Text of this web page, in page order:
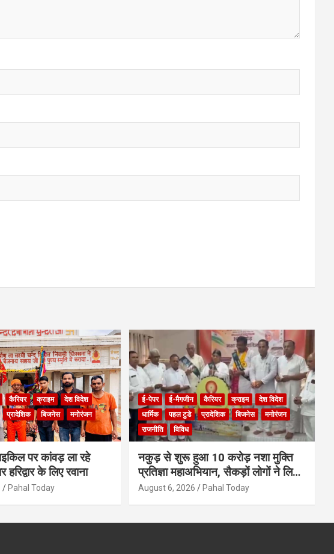
कैरियर क्राइम
देश विदेश
प्रादेशिक बिजनेस
मनोरंजन
पर कांवड़ ला रहे
के लिए रवाना
Pahal Today
ई-पेपर ई-मैगजीन कैरियर क्राइम
देश विदेश
धार्मिक
पहल टुडे प्रादेशिक बिजनेस
मनोरंजन
राजनीति
विविध
नकुड़ से शुरू हुआ 10 करोड़ नशा मुक्ति
प्रतिज्ञा महाअभियान, सैकड़ों लोगों ने लिया
नशामुक्त भारत का संकल्प
August 6, 2026 Pahal Today